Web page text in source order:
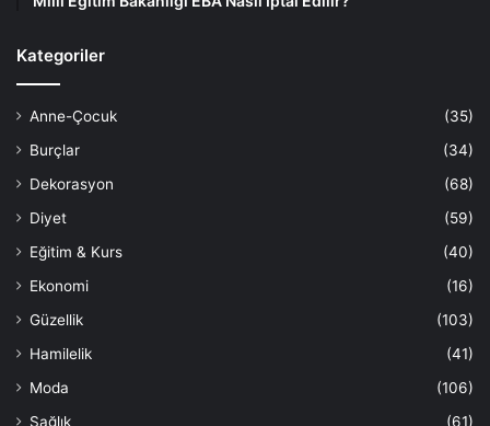
Kategoriler
Anne-Çocuk
(35)
Burçlar
(34)
Dekorasyon
(68)
Diyet
(59)
Eğitim & Kurs
(40)
Ekonomi
(16)
Güzellik
(103)
Hamilelik
(41)
Moda
(106)
Sağlık
(61)